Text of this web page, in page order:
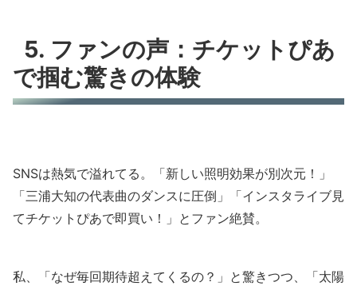
5. ファンの声：チケットぴあ
で掴む驚きの体験
SNSは熱気で溢れてる。「新しい照明効果が別次元！」
「三浦大知の代表曲のダンスに圧倒」「インスタライブ見
てチケットぴあで即買い！」とファン絶賛。
私、「なぜ毎回期待超えてくるの？」と驚きつつ、「太陽